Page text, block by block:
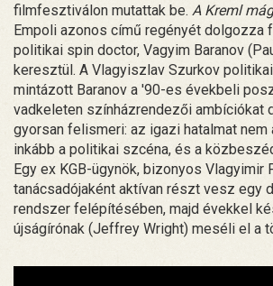
filmfesztiválon mutattak be. A Kreml
Empoli azonos című regényét dolgozza
politikai spin doctor, Vagyim Baranov
keresztül. A Vlagyiszlav Szurkov
mintázott Baranov a '90-es évekbeli
vadkeleten színházrendezői ambíciókat
gyorsan felismeri: az igazi hatalmat nem
inkább a politikai szcéna, és a
Egy ex KGB-ügynök, bizonyos Vlagyimir
tanácsadójaként aktívan részt vesz egy
rendszer felépítésében, majd évekkel
újságírónak (Jeffrey Wright) meséli el a